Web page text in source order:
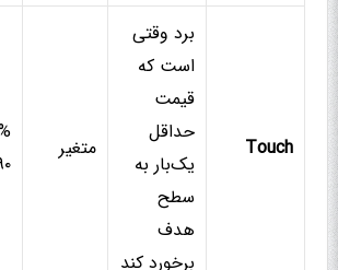
Touch
برد وقتی
است که
قیمت
حداقل
یک‌بار به
سطح
هدف
برخورد کند
متغیر